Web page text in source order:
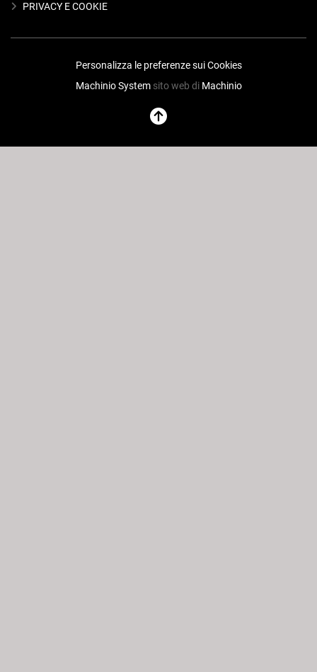
PRIVACY E COOKIE
Personalizza le preferenze sui Cookies
Machinio Systemsito web di Machinio